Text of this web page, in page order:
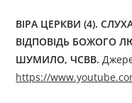
ВІРА ЦЕРКВИ (4).
ВІДПОВІДЬ БОЖОГО
ШУМИЛО, ЧСВВ.
https://